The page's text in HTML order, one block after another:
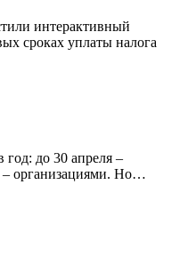
интерактивный
сроках уплаты налога
год: до 30 апреля –
организациями. Но…